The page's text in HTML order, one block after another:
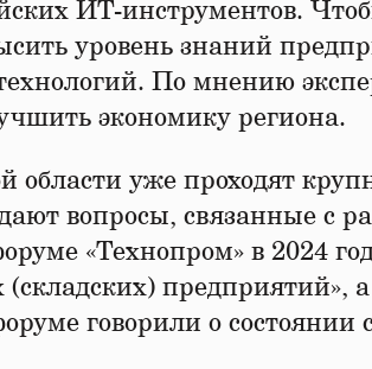
ИТ-инструментов.
уровень знаний
По мнению
экономику региона.
области уже проходят
вопросы, связанные с
«Технопром» в 2024
предприятий»,
говорили о состоянии